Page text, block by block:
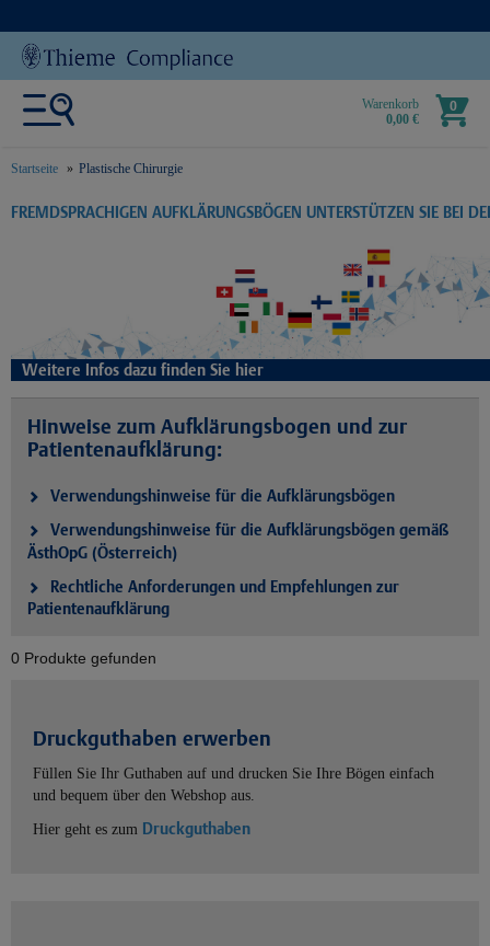
Warenkorb
0,00 €
0
Startseite Plastische Chirurgie
text.skipToContent
text.skipToNavigation
FREMDSPRACHIGEN AUFKLÄRUNGSBÖGEN UNTERSTÜTZEN SIE BEI
Weitere Infos dazu finden Sie hier
Hinweise zum Aufklärungsbogen und zur
Patientenaufklärung:
Verwendungshinweise für die Aufklärungsbögen
Verwendungshinweise für die Aufklärungsbögen gemäß
ÄsthOpG (Österreich)
Rechtliche Anforderungen und Empfehlungen zur
Patientenaufklärung
0 Produkte gefunden
Druckguthaben erwerben
Füllen Sie Ihr Guthaben auf und drucken Sie Ihre Bögen einfach
und bequem über den Webshop aus.
Hier geht es zum Druckguthaben